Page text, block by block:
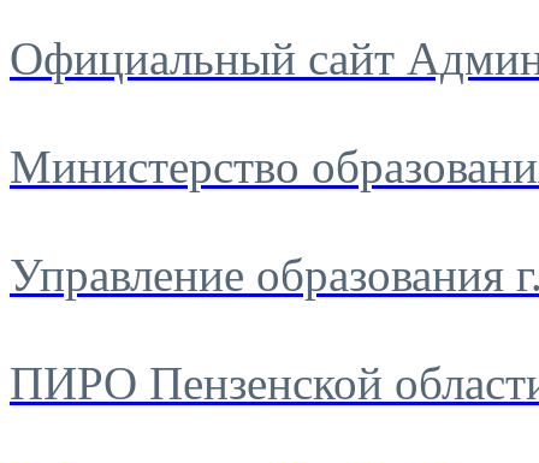
Официальный сайт
Министерство
Управление образования
ПИРО Пензенской